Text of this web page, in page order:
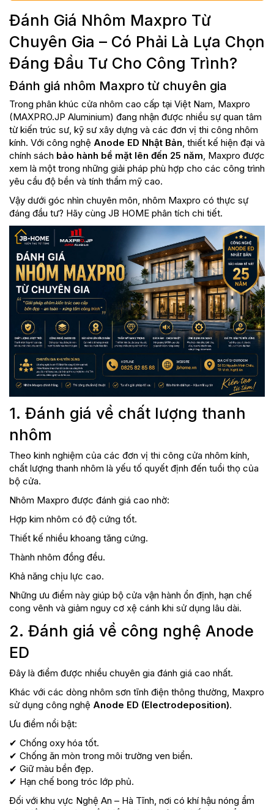
Đánh Giá Nhôm Maxpro Từ
Chuyên Gia – Có Phải Là Lựa Chọn
Đáng Đầu Tư Cho Công Trình?
Đánh giá nhôm Maxpro từ chuyên gia
Trong phân khúc cửa nhôm cao cấp tại Việt Nam, Maxpro
(MAXPRO.JP Aluminium) đang nhận được nhiều sự quan tâm
từ kiến trúc sư, kỹ sư xây dựng và các đơn vị thi công nhôm
kính. Với công nghệ Anode ED Nhật Bản, thiết kế hiện đại và
chính sách bảo hành bề mặt lên đến 25 năm, Maxpro được
xem là một trong những giải pháp phù hợp cho các công trình
yêu cầu độ bền và tính thẩm mỹ cao.
Vậy dưới góc nhìn chuyên môn, nhôm Maxpro có thực sự
đáng đầu tư? Hãy cùng JB HOME phân tích chi tiết.
1. Đánh giá về chất lượng thanh
nhôm
Theo kinh nghiệm của các đơn vị thi công cửa nhôm kính,
chất lượng thanh nhôm là yếu tố quyết định đến tuổi thọ của
bộ cửa.
Nhôm Maxpro được đánh giá cao nhờ:
Hợp kim nhôm có độ cứng tốt.
Thiết kế nhiều khoang tăng cứng.
Thành nhôm đồng đều.
Khả năng chịu lực cao.
Những ưu điểm này giúp bộ cửa vận hành ổn định, hạn chế
cong vênh và giảm nguy cơ xệ cánh khi sử dụng lâu dài.
2. Đánh giá về công nghệ Anode
ED
Đây là điểm được nhiều chuyên gia đánh giá cao nhất.
Khác với các dòng nhôm sơn tĩnh điện thông thường, Maxpro
sử dụng công nghệ Anode ED (Electrodeposition).
Ưu điểm nổi bật:
✔ Chống oxy hóa tốt.
✔ Chống ăn mòn trong môi trường ven biển.
✔ Giữ màu bền đẹp.
✔ Hạn chế bong tróc lớp phủ.
Đối với khu vực Nghệ An – Hà Tĩnh, nơi có khí hậu nóng ẩm